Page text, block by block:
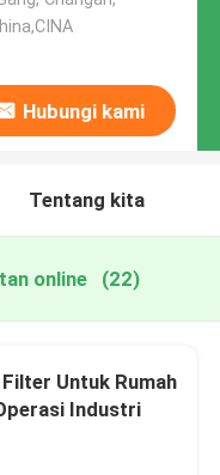
Hubungi kami
Tentang kita
online (22)
Untuk Rumah
Industri